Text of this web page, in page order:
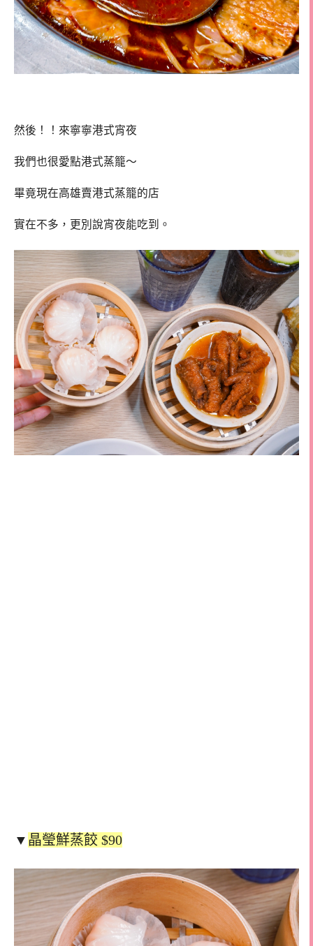
然後！！來寧寧港式宵夜
我們也很愛點港式蒸籠～
畢竟現在高雄賣港式蒸籠的店
實在不多，更別說宵夜能吃到。
▼ 晶瑩鮮蒸餃 $90